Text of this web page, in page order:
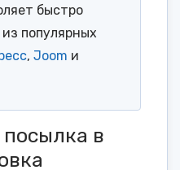
быстро
популярных
, Joom и
в